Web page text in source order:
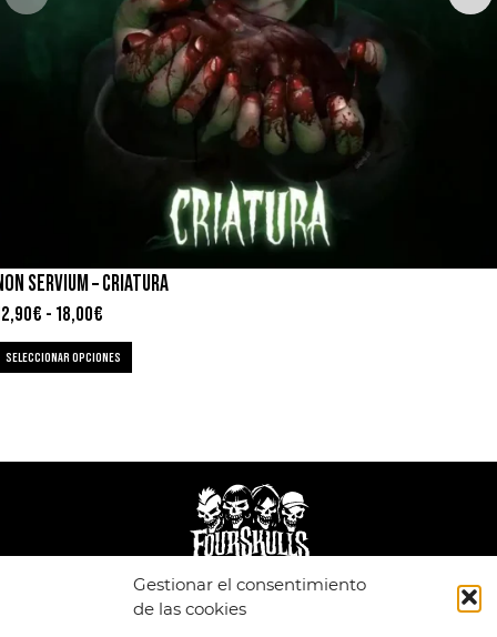
Gestionar el consentimiento
de las cookies
SERVIUM – CRIATURA
€ - 18,00€
SELECCIONAR OPCIONES